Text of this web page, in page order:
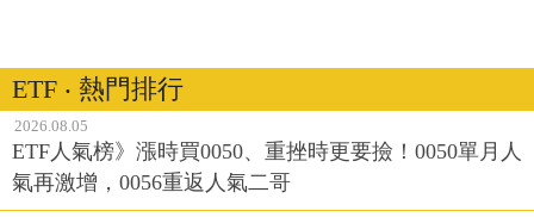
ETF ‧ 熱門排行
2026.08.05
ETF人氣榜》漲時買0050、重挫時更要撿！0050單月人
氣再激增，0056重返人氣二哥